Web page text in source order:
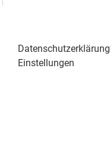
Datenschutzerklärung
Einstellungen